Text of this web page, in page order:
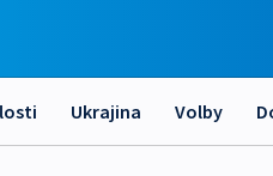
Ukrajina Volby